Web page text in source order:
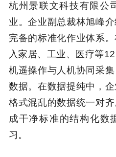
杭州景联文科技有限公
业。企业副总裁林旭峰
完备的标准化作业体系
入家居、工业、医疗等
机遥操作与人机协同采
数据。在数据提纯中，
格式混乱的数据统一对
成干净标准的结构化数
习。